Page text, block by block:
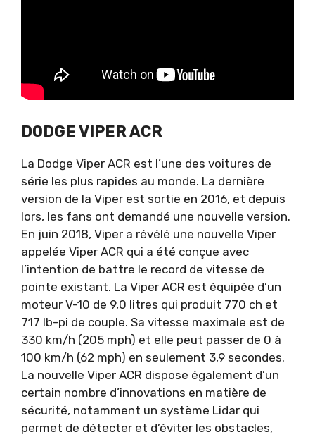
DODGE VIPER ACR
La Dodge Viper ACR est l’une des voitures de
série les plus rapides au monde. La dernière
version de la Viper est sortie en 2016, et depuis
lors, les fans ont demandé une nouvelle version.
En juin 2018, Viper a révélé une nouvelle Viper
appelée Viper ACR qui a été conçue avec
l’intention de battre le record de vitesse de
pointe existant. La Viper ACR est équipée d’un
moteur V-10 de 9,0 litres qui produit 770 ch et
717 lb-pi de couple. Sa vitesse maximale est de
330 km/h (205 mph) et elle peut passer de 0 à
100 km/h (62 mph) en seulement 3,9 secondes.
La nouvelle Viper ACR dispose également d’un
certain nombre d’innovations en matière de
sécurité, notamment un système Lidar qui
permet de détecter et d’éviter les obstacles,